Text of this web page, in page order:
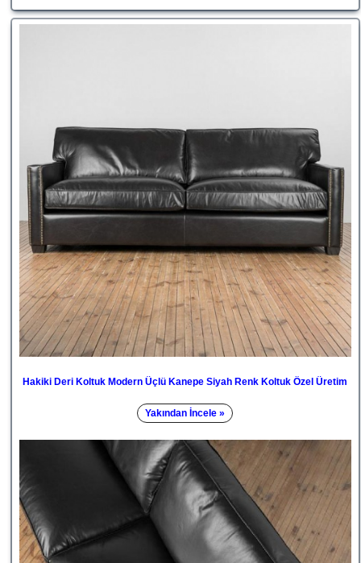
Hakiki Deri Koltuk Modern Üçlü Kanepe Siyah Renk Koltuk Özel Üretim
Yakından İncele »